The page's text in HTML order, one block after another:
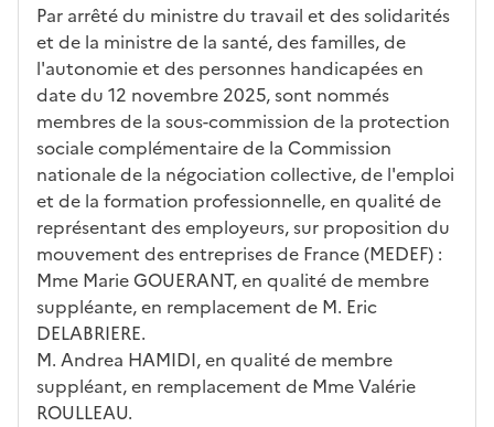
Par arrêté du ministre du travail et des solidarités
et de la ministre de la santé, des familles, de
l'autonomie et des personnes handicapées en
date du 12 novembre 2025, sont nommés
membres de la sous-commission de la protection
sociale complémentaire de la Commission
nationale de la négociation collective, de l'emploi
et de la formation professionnelle, en qualité de
représentant des employeurs, sur proposition du
mouvement des entreprises de France (MEDEF) :
Mme Marie GOUERANT, en qualité de membre
suppléante, en remplacement de M. Eric
DELABRIERE.
M. Andrea HAMIDI, en qualité de membre
suppléant, en remplacement de Mme Valérie
ROULLEAU.